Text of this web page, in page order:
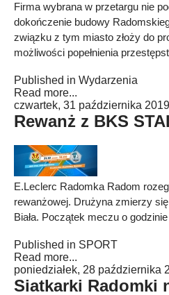
Firma wybrana w przetargu nie
dokończenie budowy
związku z tym miasto złoży do
możliwości popełnienia
Published in Wydarzenia
Read more...
czwartek, 31 października
Rewanż z BKS
E.Leclerc Radomka Radom
rewanżowej. Drużyna zmierzy
Biała. Początek meczu o
Published in SPORT
Read more...
poniedziałek, 28 października
Siatkarki Radomki